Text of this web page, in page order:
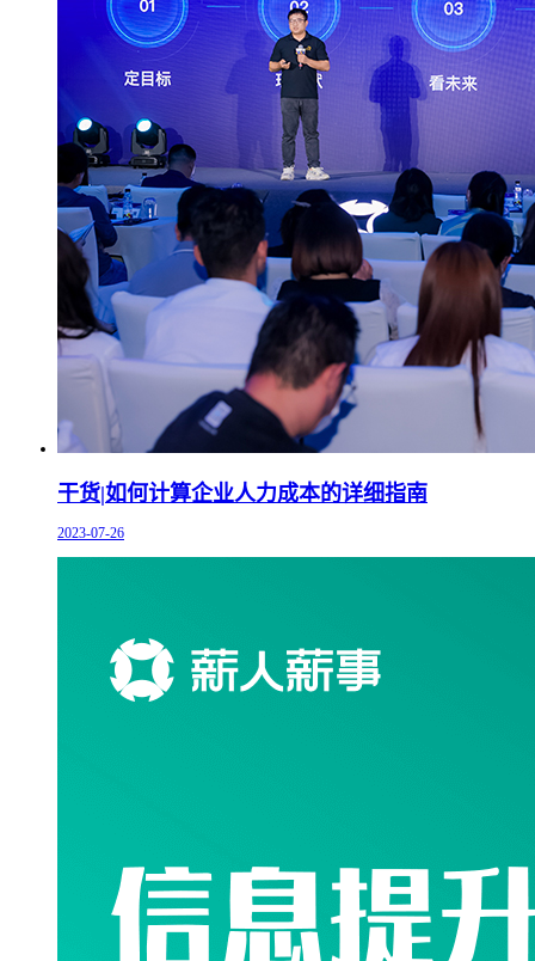
干货|如何计算企业人力成本的详细指南
2023-07-26